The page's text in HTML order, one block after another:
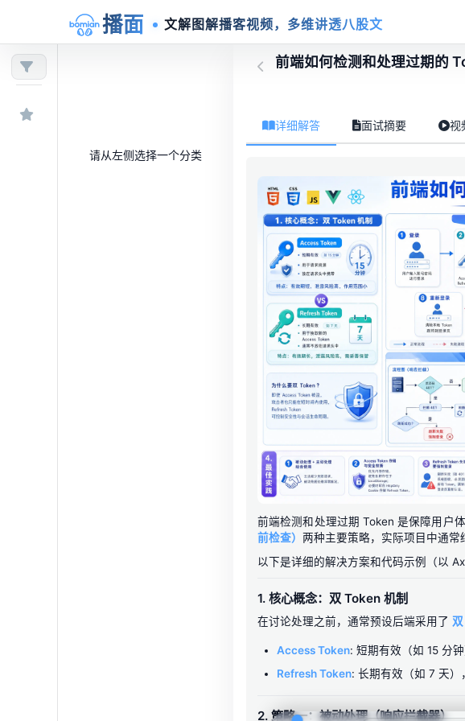
播面 文解图解播客视频，多维讲透八股文
请从左侧选择一个分类
前端如何检测和处理过期的
详细解答 面试摘要 视
前端检测和处理过期 Token 是保障用户
前检查） 两种主要策略，实际项目中通常
以下是详细的解决方案和代码示例（以
1. 核心概念：双 Token 机制
在讨论处理之前，通常预设后端采用了
Access Token: 短期有效（如 15 分
Refresh Token: 长期有效（如 7 天）
2. 策略一：被动处理（响应拦截器）